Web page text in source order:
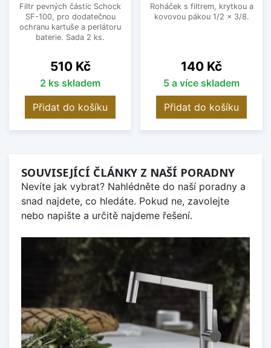
Filtr pevných částic Schock
SF-100, pro dodatečnou
ochranu kartuše a perlátoru
baterie. Sada 2 ks.
Cena
510 Kč
2 ks skladem
Přidat do košíku
Roháček s filtrem, krytkou a
kovovou pákou 1/2 x 3/8.
Cena
140 Kč
5 a více skladem
Přidat do košíku
SOUVISEJÍCÍ ČLÁNKY Z NAŠÍ PORADNY
Nevíte jak vybrat? Nahlédněte do naší poradny a
snad najdete, co hledáte. Pokud ne, zavolejte
nebo napište a určitě najdeme řešení.